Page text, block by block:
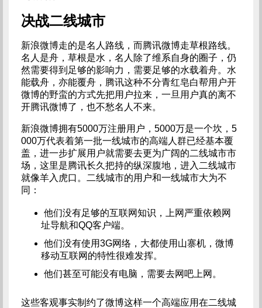
决战二线城市
新浪微博走的是名人路线，而腾讯微博走草根路线。
名人是舟，草根是水，名人除了维系自身的圈子，仍
然需要得到足够的影响力，需要足够的水载着舟。水
能载舟，亦能覆舟，腾讯这种不分青红皂白帮用户开
微博的野蛮的方式先把用户拉来，一旦用户真的离不
开腾讯微博了，也不愁名人不来。
新浪微博拥有5000万注册用户，5000万是一个坎，5
000万代表着第一批一线城市的高端人群已经基本覆
盖，进一步扩展用户就需要去更为广阔的二线城市市
场，这里是腾讯长久把持的纵深腹地，进入二线城市
就像羊入虎口。二线城市的用户和一线城市大为不
同：
他们没有足够的互联网知识，上网严重依赖网
址导航和QQ客户端。
他们没有使用3G网络，大都使用山寨机，微博
移动互联网的特性很难发挥。
他们甚至可能没有电脑，需要去网吧上网。
这些客观事实制约了微博这样一个高端应用在二线城